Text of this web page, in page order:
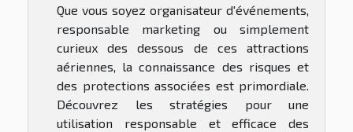
Que vous soyez organisateur d'événements,
responsable marketing ou simplement
curieux des dessous de ces attractions
aériennes, la connaissance des risques et
des protections associées est primordiale.
Découvrez les stratégies pour une
utilisation responsable et efficace des